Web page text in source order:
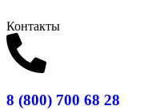
Контакты
8 (800) 700 68 28